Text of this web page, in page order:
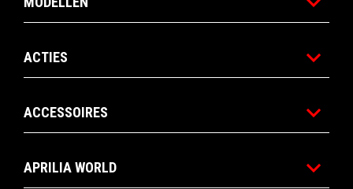
ACTIES
ACCESSOIRES
APRILIA WORLD